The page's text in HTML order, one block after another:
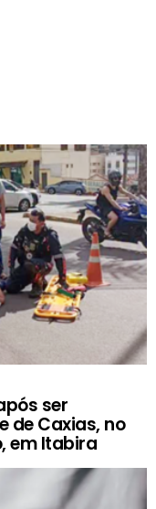
ser
de Caxias, no
em Itabira